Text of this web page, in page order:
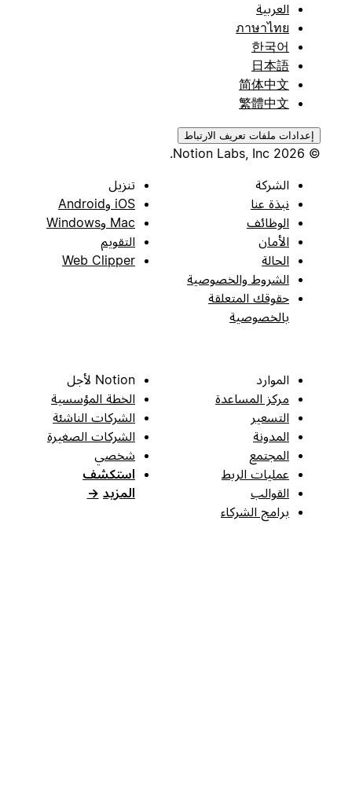
العربية
ภาษาไทย
한국어
日本語
简体中文
繁體中文
إعدادات ملفات تعريف الارتباط
الشركة
نبذة عنا
الوظائف
الأمان
الحالة
الشروط والخصوصية
حقوقك المتعلقة
بالخصوصية
تنزيل
iOS وAndroid
Mac وWindows
التقويم
Web Clipper
الموارد
مركز المساعدة
التسعير
المدونة
المجتمع
عمليات الربط
القوالب
برامج الشركاء
Notion لأجل
الخطة المؤسسية
الشركات الناشئة
الشركات الصغيرة
شخصي
استكشف
المزيد →